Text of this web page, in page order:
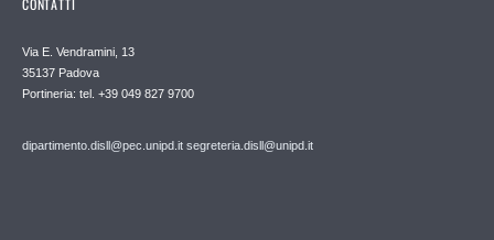
Via E. Vendramini, 13
35137 Padova
Portineria: tel. +39 049 827 9700
dipartimento.disll@pec.unipd.it segreteria.disll@unipd.it